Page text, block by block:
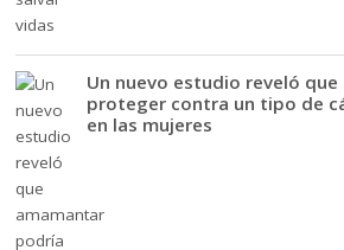
Un nuevo estudio reveló
proteger contra un tipo de
en las mujeres